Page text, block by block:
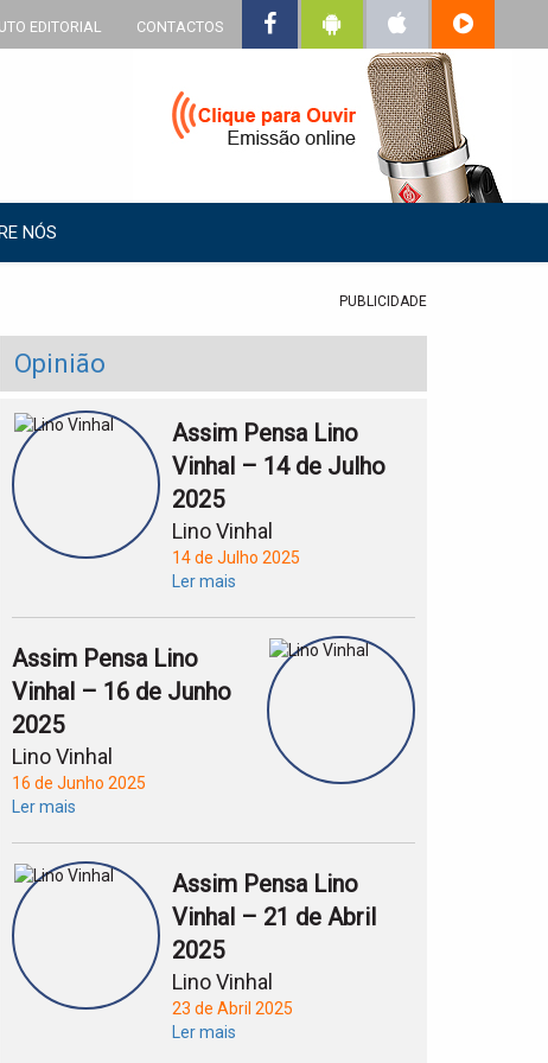
EDITORIAL CONTACTOS
NÓS
PUBLICIDADE
Opinião
Assim Pensa Lino
Vinhal – 14 de Julho
2025
Lino Vinhal
14 de Julho 2025
Ler mais
Assim Pensa Lino
Vinhal – 16 de Junho
2025
Lino Vinhal
16 de Junho 2025
Ler mais
Assim Pensa Lino
Vinhal – 21 de Abril
2025
Lino Vinhal
23 de Abril 2025
Ler mais